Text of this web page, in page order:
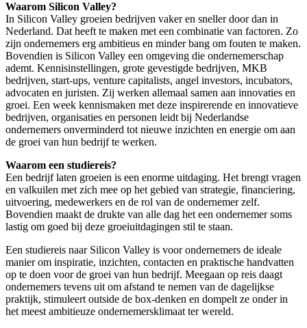
Waarom Silicon Valley?
In Silicon Valley groeien bedrijven vaker en sneller door dan in
Nederland. Dat heeft te maken met een combinatie van factoren. Zo
zijn ondernemers erg ambitieus en minder bang om fouten te maken.
Bovendien is Silicon Valley een omgeving die ondernemerschap
ademt. Kennisinstellingen, grote gevestigde bedrijven, MKB
bedrijven, start-ups, venture capitalists, angel investors, incubators,
advocaten en juristen. Zij werken allemaal samen aan innovaties en
groei. Een week kennismaken met deze inspirerende en innovatieve
bedrijven, organisaties en personen leidt bij Nederlandse
ondernemers onverminderd tot nieuwe inzichten en energie om aan
de groei van hun bedrijf te werken.
Waarom een studiereis?
Een bedrijf laten groeien is een enorme uitdaging. Het brengt vragen
en valkuilen met zich mee op het gebied van strategie, financiering,
uitvoering, medewerkers en de rol van de ondernemer zelf.
Bovendien maakt de drukte van alle dag het een ondernemer soms
lastig om goed bij deze groeiuitdagingen stil te staan.
Een studiereis naar Silicon Valley is voor ondernemers de ideale
manier om inspiratie, inzichten, contacten en praktische handvatten
op te doen voor de groei van hun bedrijf. Meegaan op reis daagt
ondernemers tevens uit om afstand te nemen van de dagelijkse
praktijk, stimuleert outside de box-denken en dompelt ze onder in
het meest ambitieuze ondernemersklimaat ter wereld.